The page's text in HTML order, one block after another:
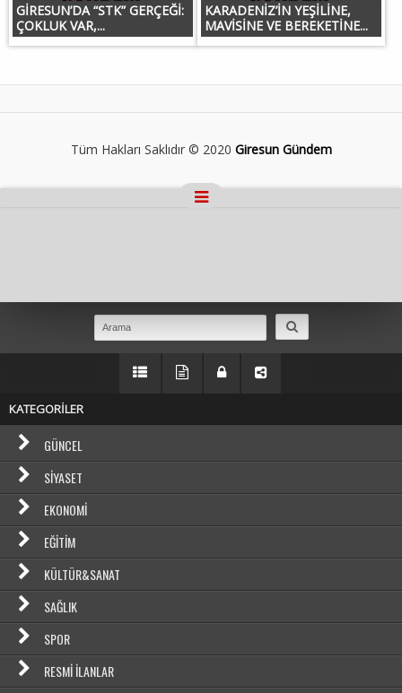
GİRESUN’DA “STK” GERÇEĞİ:
ÇOKLUK VAR,...
KARADENİZ’İN YEŞİLİNE,
MAVİSİNE VE BEREKETİNE...
Tüm Hakları Saklıdır © 2020 Giresun Gündem
KATEGORİLER
GÜNCEL
SIYASET
EKONOMI
EĞITIM
KÜLTÜR&SANAT
SAĞLIK
SPOR
RESMI İLANLAR